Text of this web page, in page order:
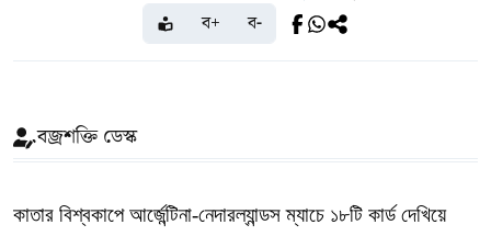
ব+ ব-
বজ্রশক্তি ডেস্ক
কাতার বিশ্বকাপে আর্জেন্টিনা-নেদারল্যান্ডস ম্যাচে ১৮টি কার্ড দেখিয়ে